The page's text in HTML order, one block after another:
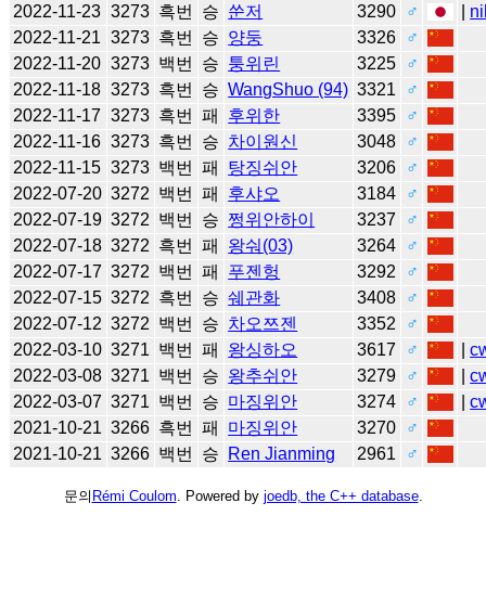
2022-11-23 3273 흑번 승 쑨저 3290 ♂
2022-11-21 3273 흑번 승 양둥 3326
♂
2022-11-20 3273 백번 승 퉁위린 3225
♂
2022-11-18 3273 흑번 승 WangShuo (94) 3321
♂
2022-11-17 3273 흑번 패 후위한 3395
♂
2022-11-16 3273 흑번 승 차이원신 3048
♂
2022-11-15 3273 백번 패 탕징쉬안 3206
♂
2022-07-20 3272 백번 패 후샤오 3184
♂
2022-07-19 3272 백번 승 쩡위안하이 3237
♂
2022-07-18 3272 흑번 패 왕숴(03) 3264
♂
2022-07-17 3272 백번 패 푸젠헝 3292
♂
2022-07-15 3272 흑번 승 쉐관화 3408
♂
2022-07-12 3272 백번 승 차오쯔젠 3352
♂
2022-03-10 3271 백번 패 왕싱하오 3617 ♂ |
2022-03-08 3271 백번 승 왕추쉬안 3279 ♂ |
2022-03-07 3271 백번 승 마징위안 3274 ♂ |
2021-10-21 3266 흑번 패 마징위안 3270
♂
2021-10-21 3266 백번 승 Ren Jianming 2961 ♂
문의 Rémi Coulom . Powered by joedb, the C++ database.